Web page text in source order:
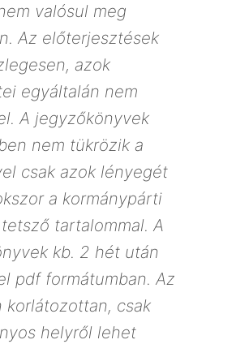
valósul meg
Az előterjesztések
azok
egyáltalán nem
A jegyzőkönyvek
nem tükrözik a
csak azok lényegét
a kormánypárti
tartalommal. A
kb. 2 hét után
pdf formátumban. Az
korlátozottan, csak
helyről lehet